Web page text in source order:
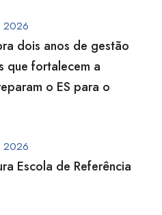
2026
dois anos de gestão
que fortalecem a
o ES para o
2026
Escola de Referência